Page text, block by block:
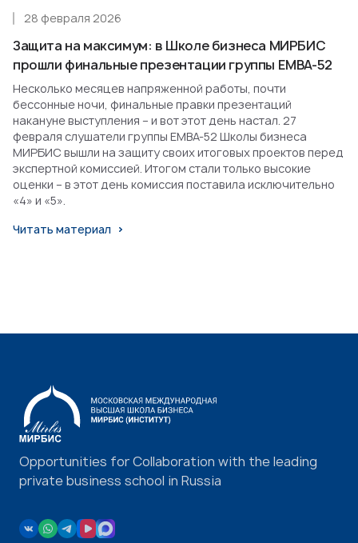
Защита на максимум: в Школе бизнеса МИРБИС
прошли финальные презентации группы EMBA-52
28 февраля 2026
Несколько месяцев напряженной работы, почти
бессонные ночи, финальные правки презентаций
накануне выступления – и вот этот день настал. 27
февраля слушатели группы EMBA-52 Школы бизнеса
МИРБИС вышли на защиту своих итоговых проектов перед
экспертной комиссией. Итогом стали только высокие
оценки – в этот день комиссия поставила исключительно
«4» и «5».
Читать материал
Opportunities for Collaboration with the leading
private business school in Russia